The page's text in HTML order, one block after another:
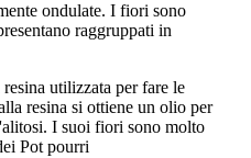
ondulate. I fiori sono
raggruppati in
utilizzata per fare le
resina si ottiene un olio per
I suoi fiori sono molto
Pot pourri